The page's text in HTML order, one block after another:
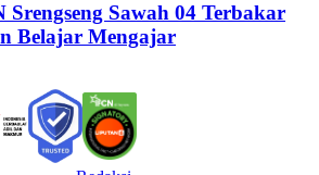
Srengseng Sawah 04 Terbakar
Belajar Mengajar